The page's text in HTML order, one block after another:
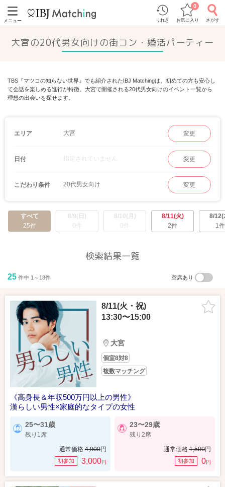
メニュー りれき お気に入り
0
さがす
大宮の20代男女向けの街コン・婚活パーティー
TBS『マツコの知らない世界』でも紹介されたIBJ Matchingは、初めての方も安心し
て会話を楽しめる進行が特徴。大宮で開催される20代男女向けのイベント一覧から
理想の出会いを探せます。
エリア 大宮 変更
日付 指定されていません 変更
こだわり条件 20代男女向け 変更
すべて
25件
8/9(日)
0件
8/10(月)
0件
8/11(火)
2件
8/12(
1件
検索結果一覧
25 件中 1～18件 空席あり
8/11(火・祝)
13:30〜15:00
大宮
個室8対8
複数マッチング
《高身長＆年収500万円以上の男性》
漢らしい男性×家庭的なタイプの女性
25〜31歳
残り1席
通常価格 4,900円
初参加 3,000円
23〜29歳
残り2席
通常価格 1,500円
初参加 0円